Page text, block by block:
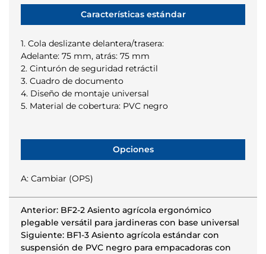
Características estándar
1. Cola deslizante delantera/trasera:
Adelante: 75 mm, atrás: 75 mm
2. Cinturón de seguridad retráctil
3. Cuadro de documento
4. Diseño de montaje universal
5. Material de cobertura: PVC negro
Opciones
A: Cambiar (OPS)
Anterior: BF2-2 Asiento agrícola ergonómico
plegable versátil para jardineras con base universal
Siguiente: BF1-3 Asiento agrícola estándar con
suspensión de PVC negro para empacadoras con